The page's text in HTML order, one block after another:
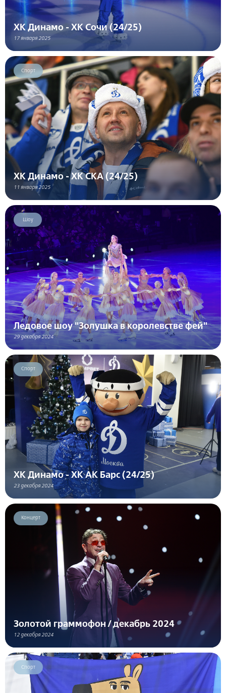
ХК Динамо - ХК Сочи (24/25)
17 января 2025
Спорт
ХК Динамо - ХК СКА (24/25)
11 января 2025
Шоу
Ледовое шоу "Золушка в королевстве фей"
29 декабря 2024
Спорт
ХК Динамо - ХК АК Барс (24/25)
23 декабря 2024
Концерт
Золотой граммофон / декабрь 2024
12 декабря 2024
Спорт